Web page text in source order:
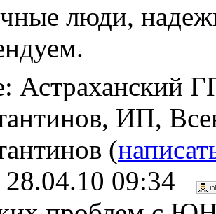
люди,
Астраханский
ИП,
(
28.04.10 09:34